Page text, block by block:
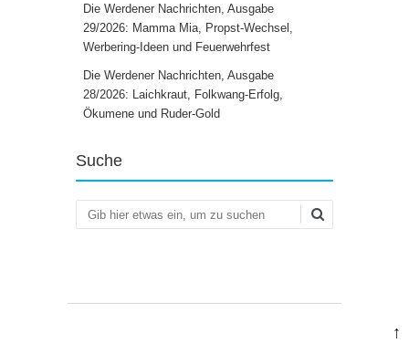
Die Werdener Nachrichten, Ausgabe
29/2026: Mamma Mia, Propst-Wechsel,
Werbering-Ideen und Feuerwehrfest
Die Werdener Nachrichten, Ausgabe
28/2026: Laichkraut, Folkwang-Erfolg,
Ökumene und Ruder-Gold
Suche
Suchen
↑